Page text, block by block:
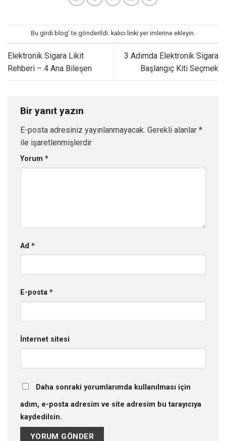
Bu girdi blog’ te gönderildi. kalıcı linki yer imlerine ekleyin.
Elektronik Sigara Likit
Rehberi – 4 Ana Bileşen
3 Adımda Elektronik Sigara
Başlangıç Kiti Seçmek
Bir yanıt yazın
E-posta adresiniz yayınlanmayacak. Gerekli alanlar *
ile işaretlenmişlerdir
Yorum *
Ad *
E-posta *
İnternet sitesi
Daha sonraki yorumlarımda kullanılması için
adım, e-posta adresim ve site adresim bu tarayıcıya
kaydedilsin.